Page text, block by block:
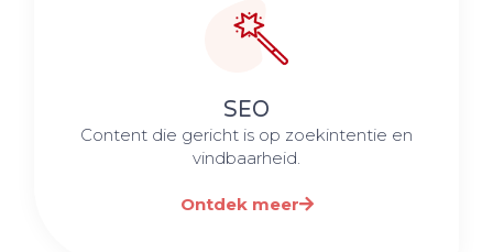
SEO
Content die gericht is op zoekintentie en
vindbaarheid.
Ontdek meer